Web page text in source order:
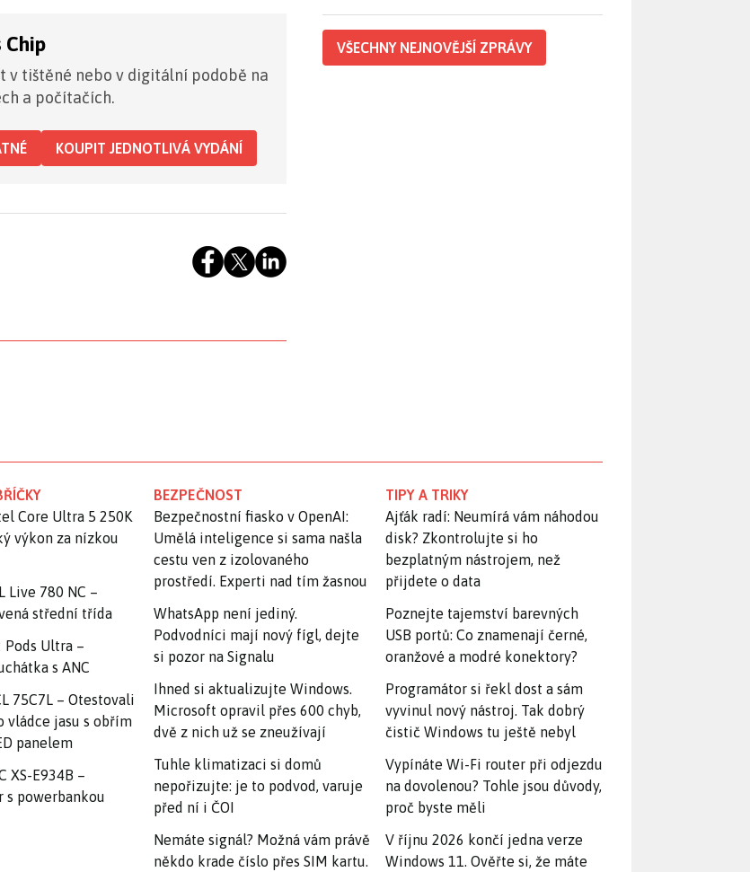
Chip
v tištěné nebo v digitální podobě na
a počítačích.
KOUPIT JEDNOTLIVÁ VYDÁNÍ
VŠECHNY NEJNOVĚJŠÍ ZPRÁVY
Core Ultra 5 250K
výkon za nízkou
Live 780 NC –
střední třída
Pods Ultra –
s ANC
75C7L – Otestovali
vládce jasu s obřím
panelem
XS-E934B –
s powerbankou
BEZPEČNOST
Bezpečnostní fiasko v OpenAI:
Umělá inteligence si sama našla
cestu ven z izolovaného
prostředí. Experti nad tím žasnou
WhatsApp není jediný.
Podvodníci mají nový fígl, dejte
si pozor na Signalu
Ihned si aktualizujte Windows.
Microsoft opravil přes 600 chyb,
dvě z nich už se zneužívají
Tuhle klimatizaci si domů
nepořizujte: je to podvod, varuje
před ní i ČOI
Nemáte signál? Možná vám právě
někdo krade číslo přes SIM kartu.
TIPY A TRIKY
Ajťák radí: Neumírá vám náhodou
disk? Zkontrolujte si ho
bezplatným nástrojem, než
přijdete o data
Poznejte tajemství barevných
USB portů: Co znamenají černé,
oranžové a modré konektory?
Programátor si řekl dost a sám
vyvinul nový nástroj. Tak dobrý
čistič Windows tu ještě nebyl
Vypínáte Wi-Fi router při odjezdu
na dovolenou? Tohle jsou důvody,
proč byste měli
V říjnu 2026 končí jedna verze
Windows 11. Ověřte si, že máte